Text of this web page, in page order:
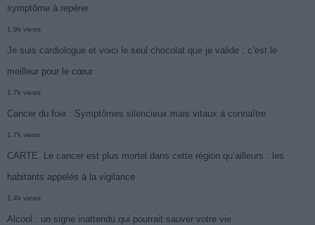
symptôme à repérer
1.9k views
Je suis cardiologue et voici le seul chocolat que je valide : c’est le
meilleur pour le cœur
1.7k views
Cancer du foie : Symptômes silencieux mais vitaux à connaître
1.7k views
CARTE. Le cancer est plus mortel dans cette région qu’ailleurs : les
habitants appelés à la vigilance
1.4k views
Alcool : un signe inattendu qui pourrait sauver votre vie